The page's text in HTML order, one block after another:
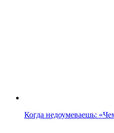
Когда недоумеваешь: